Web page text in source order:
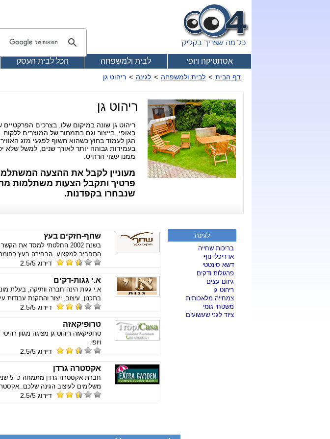
אסתטיקה ויופי לבית ולמשפחה הכל לבית העסק
דף הבית > לבית ולמשפחה > לגינה > ריהוט גן
ריהוט גן
ריהוט גן שונה במיקום שלו, בצרכים
באופי, בייצור וגם בתמחור של המוצרים ללקוח.
הגן לעמוד בחוץ כשהוא חשוף לפגעי מזג
בעמידות גבוהה יותר לאורך שנים, למשל שלא
ממנו עשוי הרהיט.
מעוניין לקבל את ההצעה
פרטיך ותקבל הצעות משתלמות
שנבחרו בקפדנות.
לגינה
בריכות שחייה
אדריכלי נוף
דשא סינטטי
פרגולות ודקים
גיזום עצים
ריהוט גן
צמחייה מלאכותית
משטחי גומי
ציוד לגני שעשועים
שחף-חזקים בעץ
בשנת 2002 החלטתי למסד את
התחביב למקצוע. הבחירה בעץ כחומר
דירוג 2.5/5
א.י גגות-דקים
בתכנון, עיצוב, ייצור והתקנת עבודות עץ
דירוג 2.5/5
טרופיקאזה
טרופיקאזה ריהוט גן מציגה מגוון
ויופי.
דירוג 2.5/5
אקסטרה גרדן
משלימים לעיצוב הגינה
דירוג 2.5/5